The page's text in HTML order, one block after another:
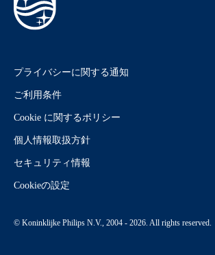
プライバシーに関する通知
ご利用条件
Cookie に関するポリシー
個人情報取扱方針
セキュリティ情報
Cookieの設定
© Koninklijke Philips N.V., 2004 - 2026. All rights reserved.